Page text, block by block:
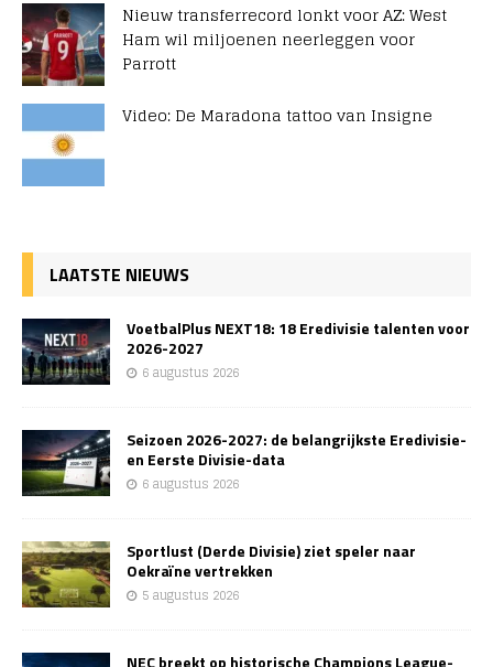
Nieuw transferrecord lonkt voor AZ: West
Ham wil miljoenen neerleggen voor
Parrott
Video: De Maradona tattoo van Insigne
LAATSTE NIEUWS
VoetbalPlus NEXT18: 18 Eredivisie talenten voor
2026-2027
6 augustus 2026
Seizoen 2026-2027: de belangrijkste Eredivisie-
en Eerste Divisie-data
6 augustus 2026
Sportlust (Derde Divisie) ziet speler naar
Oekraïne vertrekken
5 augustus 2026
NEC breekt op historische Champions League-